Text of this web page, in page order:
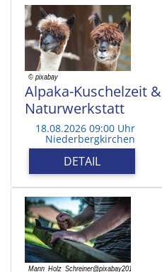
Alpaka-Kuschelzeit
Naturwerkstatt
18.08.2026 09:00 Uhr
Niederbergkirchen
DETAIL